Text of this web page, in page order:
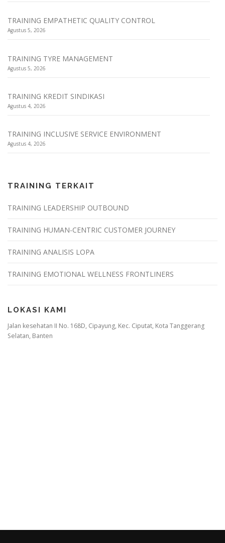
TRAINING EMPATHETIC QUALITY CONTROL
Agustus 5, 2026
TRAINING TYRE MANAGEMENT
Agustus 5, 2026
TRAINING KREDIT SINDIKASI
Agustus 4, 2026
TRAINING INCLUSIVE SERVICE ENVIRONMENT
Agustus 4, 2026
TRAINING TERKAIT
TRAINING LEADERSHIP OUTBOUND
TRAINING HUMAN-CENTRIC CUSTOMER JOURNEY
TRAINING ANALISIS LOPA
TRAINING EMOTIONAL WELLNESS FRONTLINERS
LOKASI KAMI
Jalan kesehatan II No. 168D, Cipayung, Kec. Ciputat, Kota Tanggerang
Selatan, Banten